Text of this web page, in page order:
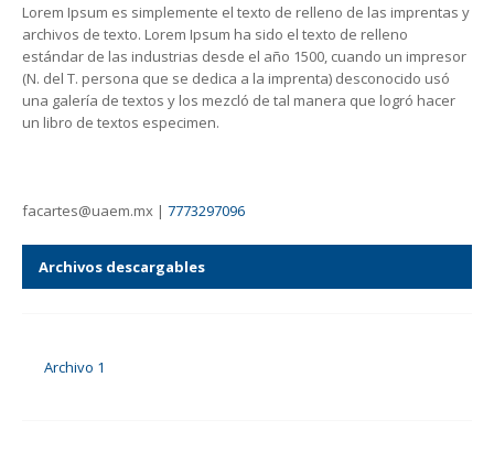
Lorem Ipsum es simplemente el texto de relleno de las imprentas y
archivos de texto. Lorem Ipsum ha sido el texto de relleno
estándar de las industrias desde el año 1500, cuando un impresor
(N. del T. persona que se dedica a la imprenta) desconocido usó
una galería de textos y los mezcló de tal manera que logró hacer
un libro de textos especimen.
facartes@uaem.mx | 7773297096
Archivos descargables
Archivo 1